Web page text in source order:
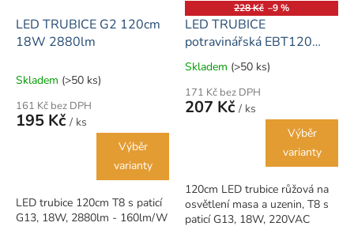
LED TRUBICE G2 120cm
18W 2880lm
Skladem (>50 ks)
161 Kč bez DPH
195 Kč / ks
Výběr
varianty
LED trubice 120cm T8 s paticí
G13, 18W, 2880lm - 160lm/W
228 Kč –9 %
LED TRUBICE
potravinářská EBT120
120cm 18W
Průměrné
produktu
je
Skladem (>50 ks)
171 Kč bez DPH
207 Kč / ks
Výběr
varianty
120cm LED trubice růžová na
osvětlení masa a uzenin, T8 s
paticí G13, 18W, 220VAC